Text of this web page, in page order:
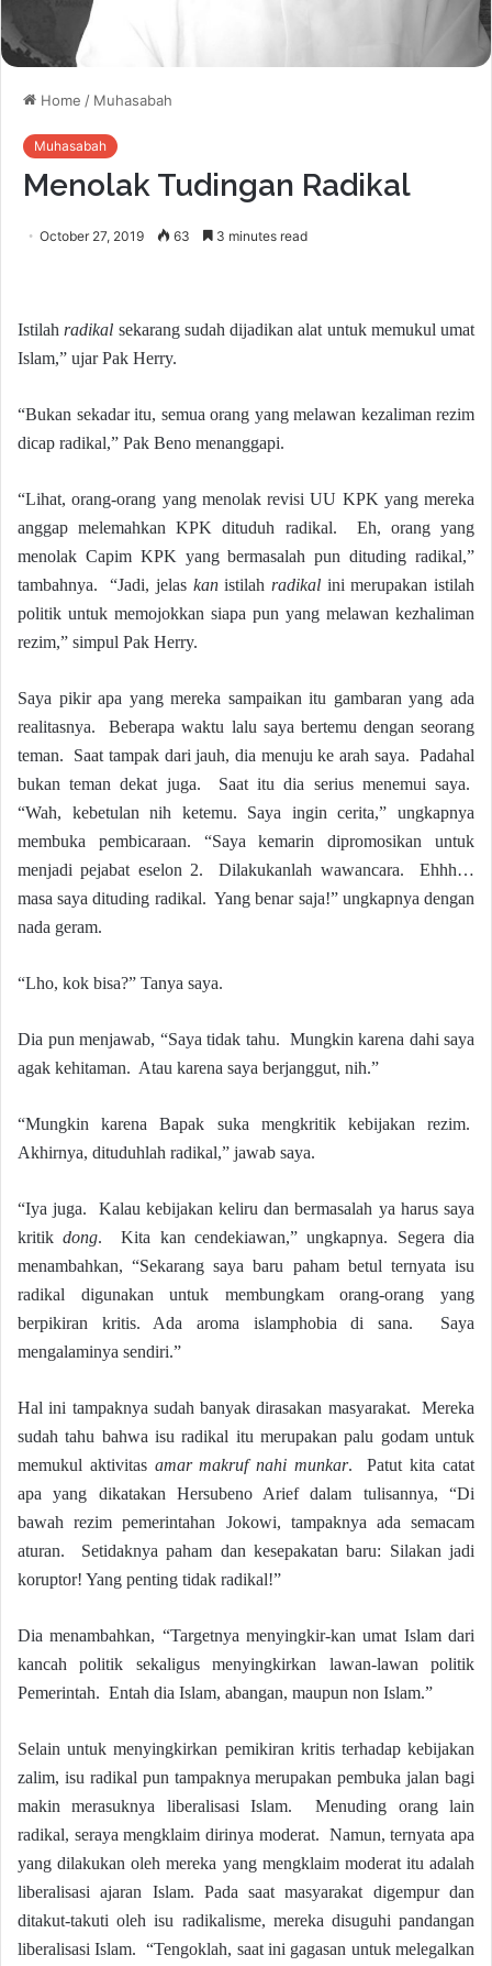
Home / Muhasabah
Muhasabah
Menolak Tudingan Radikal
October 27, 2019 63 3 minutes read
Istilah radikal sekarang sudah dijadikan alat untuk memukul umat
Islam,” ujar Pak Herry.
“Bukan sekadar itu, semua orang yang melawan kezaliman rezim
dicap radikal,” Pak Beno menanggapi.
“Lihat, orang-orang yang menolak revisi UU KPK yang mereka
anggap melemahkan KPK dituduh radikal. Eh, orang yang
menolak Capim KPK yang bermasalah pun dituding radikal,”
tambahnya. “Jadi, jelas kanistilah radikal ini merupakan istilah
politik untuk memojokkan siapa pun yang melawan kezhaliman
rezim,” simpul Pak Herry.
Saya pikir apa yang mereka sampaikan itu gambaran yang ada
realitasnya. Beberapa waktu lalu saya bertemu dengan seorang
teman. Saat tampak dari jauh, dia menuju ke arah saya. Padahal
bukan teman dekat juga. Saat itu dia serius menemui saya.
“Wah, kebetulan nih ketemu. Saya ingin cerita,” ungkapnya
membuka pembicaraan. “Saya kemarin dipromosikan untuk
menjadi pejabat eselon 2. Dilakukanlah wawancara. Ehhh…
masa saya dituding radikal. Yang benar saja!” ungkapnya dengan
nada geram.
“Lho, kok bisa?” Tanya saya.
Dia pun menjawab, “Saya tidak tahu. Mungkin karena dahi saya
agak kehitaman. Atau karena saya berjanggut, nih.”
“Mungkin karena Bapak suka mengkritik kebijakan rezim.
Akhirnya, dituduhlah radikal,” jawab saya.
“Iya juga. Kalau kebijakan keliru dan bermasalah ya harus saya
kritikdong. Kita kan cendekiawan,” ungkapnya. Segera dia
menambahkan, “Sekarang saya baru paham betul ternyata isu
radikal digunakan untuk membungkam orang-orang yang
berpikiran kritis. Ada aroma islamphobia di sana. Saya
mengalaminya sendiri.”
Hal ini tampaknya sudah banyak dirasakan masyarakat. Mereka
sudah tahu bahwa isu radikal itu merupakan palu godam untuk
memukul aktivitas amar makruf nahi munkar. Patut kita catat
apa yang dikatakan Hersubeno Arief dalam tulisannya, “Di
bawah rezim pemerintahan Jokowi, tampaknya ada semacam
aturan. Setidaknya paham dan kesepakatan baru: Silakan jadi
koruptor! Yang penting tidak radikal!”
Dia menambahkan, “Targetnya menyingkir-kan umat Islam dari
kancah politik sekaligus menyingkirkan lawan-lawan politik
Pemerintah. Entah dia Islam, abangan, maupun non Islam.”
Selain untuk menyingkirkan pemikiran kritis terhadap kebijakan
zalim, isu radikal pun tampaknya merupakan pembuka jalan bagi
makin merasuknya liberalisasi Islam. Menuding orang lain
radikal, seraya mengklaim dirinya moderat. Namun, ternyata apa
yang dilakukan oleh mereka yang mengklaim moderat itu adalah
liberalisasi ajaran Islam. Pada saat masyarakat digempur dan
ditakut-takuti oleh isu radikalisme, mereka disuguhi pandangan
liberalisasi Islam. “Tengoklah, saat ini gagasan untuk melegalkan